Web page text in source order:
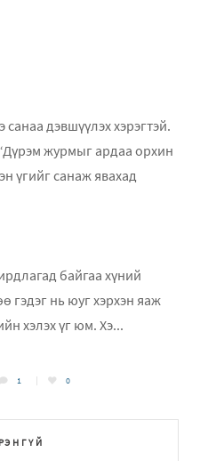
дэвшүүлэх хэрэгтэй.
журмыг ардаа орхин
үгийг санаж явахад
байгаа хүний
гэдэг нь юуг хэрхэн яаж
хэлэх үг юм. Хэ...
1 0